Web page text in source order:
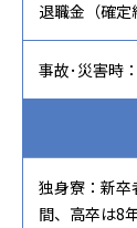
退職金（確定
事故･災害時
独身寮：新卒
間、高卒は8